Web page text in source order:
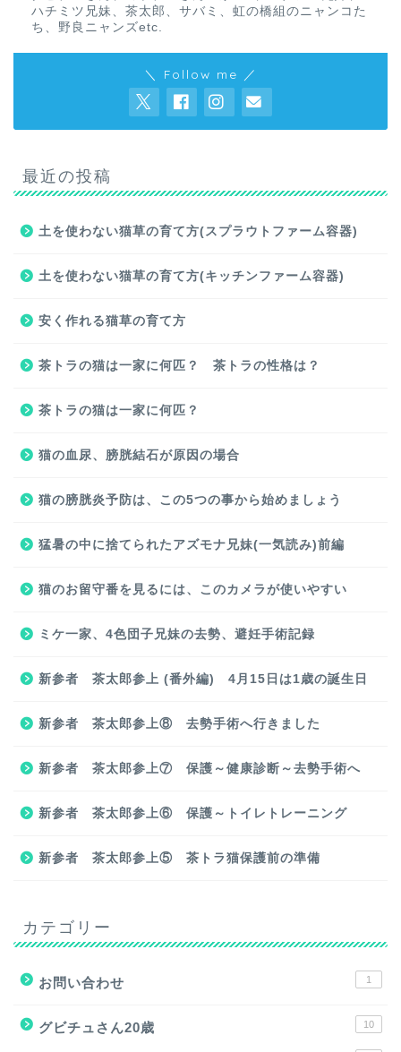
ハチミツ兄妹、茶太郎、サバミ、虹の橋組のニャンコた
ち、野良ニャンズetc.
＼ Follow me ／
最近の投稿
土を使わない猫草の育て方(スプラウトファーム容器)
土を使わない猫草の育て方(キッチンファーム容器)
安く作れる猫草の育て方
茶トラの猫は一家に何匹？ 茶トラの性格は？
茶トラの猫は一家に何匹？
猫の血尿、膀胱結石が原因の場合
猫の膀胱炎予防は、この5つの事から始めましょう
猛暑の中に捨てられたアズモナ兄妹(一気読み)前編
猫のお留守番を見るには、このカメラが使いやすい
ミケ一家、4色団子兄妹の去勢、避妊手術記録
新参者 茶太郎参上 (番外編) 4月15日は1歳の誕生日
新参者 茶太郎参上⑧ 去勢手術へ行きました
新参者 茶太郎参上⑦ 保護～健康診断～去勢手術へ
新参者 茶太郎参上⑥ 保護～トイレトレーニング
新参者 茶太郎参上⑤ 茶トラ猫保護前の準備
カテゴリー
お問い合わせ 1
グビチュさん20歳 10